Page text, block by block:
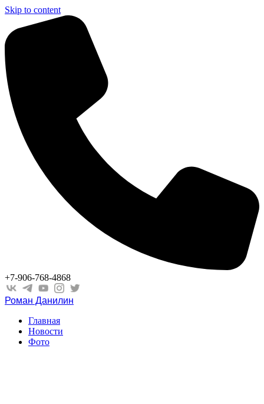
Skip to content
+7-906-768-4868
Роман Данилин
Главная
Новости
Фото